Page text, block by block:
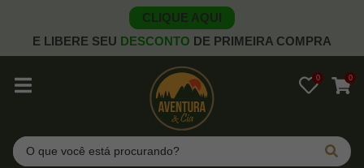
CLIQUE AQUI
E LIBERE SEU DESCONTO DE PRIMEIRA COMPRA
0 0
Pesquisar